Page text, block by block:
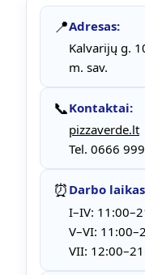
📍Adresas:
Kalvarijų g.
m. sav.
📞Kontaktai:
pizzaverde.lt
Tel. 0666
⏰ Darbo
I–IV:
V–VI:
VII: